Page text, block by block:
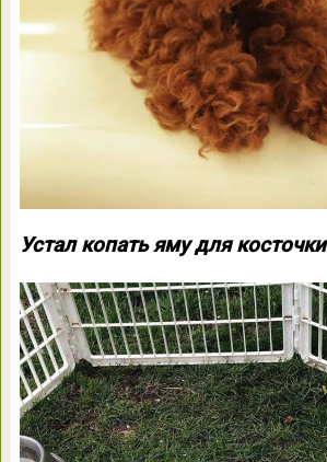
Устал копать яму для косточки